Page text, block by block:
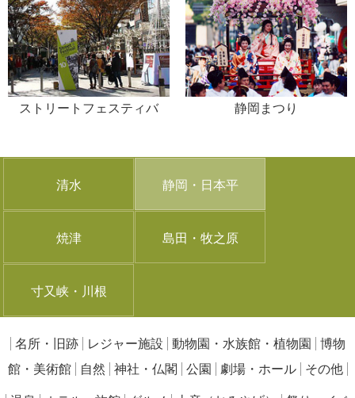
ストリートフェスティバ
静岡まつり
清水 静岡・日本平
焼津 島田・牧之原
寸又峡・川根
名所・旧跡 レジャー施設 動物園・水族館・植物園
博物
館・美術館
自然 神社・仏閣 公園 劇場・ホール その他